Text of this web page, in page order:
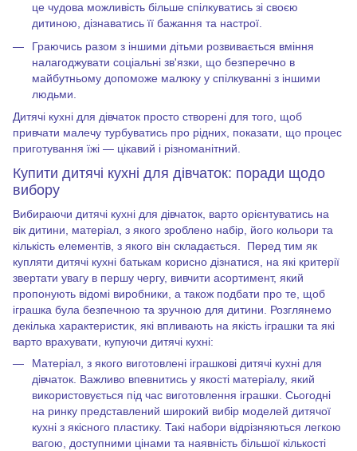
це чудова можливість більше спілкуватись зі своєю
дитиною, дізнаватись її бажання та настрої.
Граючись разом з іншими дітьми розвивається вміння
налагоджувати соціальні зв'язки, що безперечно в
майбутньому допоможе малюку у спілкуванні з іншими
людьми.
Дитячі кухні для дівчаток просто створені для того, щоб
привчати малечу турбуватись про рідних, показати, що процес
приготування їжі — цікавий і різноманітний.
Купити дитячі кухні для дівчаток: поради щодо
вибору
Вибираючи дитячі кухні для дівчаток, варто орієнтуватись на
вік дитини, матеріал, з якого зроблено набір, його кольори та
кількість елементів, з якого він складається.
Перед тим як
купляти дитячі кухні батькам корисно дізнатися, на які критерії
звертати увагу в першу чергу, вивчити асортимент, який
пропонують відомі виробники, а також подбати про те, щоб
іграшка була безпечною та зручною для дитини. Розглянемо
декілька характеристик, які впливають на якість іграшки та які
варто врахувати, купуючи дитячі кухні:
Матеріал, з якого виготовлені іграшкові дитячі кухні для
дівчаток. Важливо впевнитись у якості матеріалу, який
використовується під час виготовлення іграшки. Сьогодні
на ринку представлений широкий вибір моделей дитячої
кухні з якісного пластику. Такі набори відрізняються легкою
вагою, доступними цінами та наявність більшої кількості